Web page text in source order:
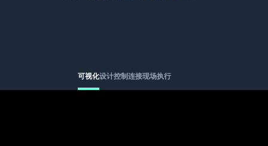
可视化设计控制连接现场执行